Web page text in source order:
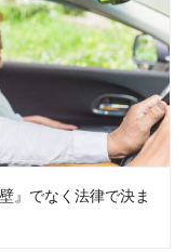
』でなく法律で決ま